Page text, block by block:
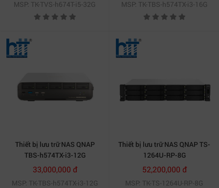
MSP: TK-TVS-h674T-i5-32G MSP: TK-TBS-h574TX-i3-16G
Thiết bị lưu trữ NAS QNAP
TBS-h574TX-i3-12G
33,000,000 đ
MSP: TK-TBS-h574TX-i3-12G
Thiết bị lưu trữ NAS QNAP TS-
1264U-RP-8G
52,200,000 đ
MSP: TK-TS-1264U-RP-8G